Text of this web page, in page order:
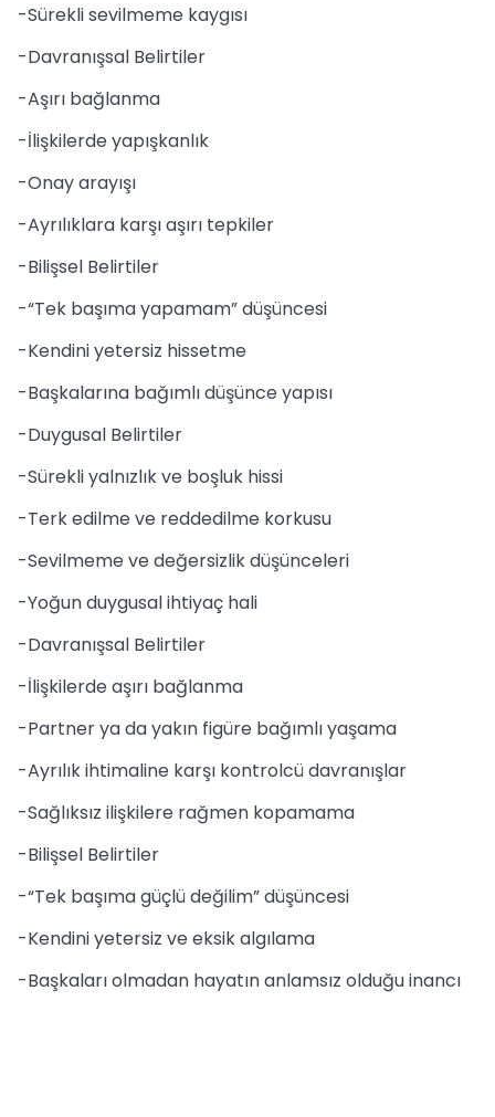
-Sürekli sevilmeme kaygısı
-Davranışsal Belirtiler
-Aşırı bağlanma
-İlişkilerde yapışkanlık
-Onay arayışı
-Ayrılıklara karşı aşırı tepkiler
-Bilişsel Belirtiler
-“Tek başıma yapamam” düşüncesi
-Kendini yetersiz hissetme
-Başkalarına bağımlı düşünce yapısı
-Duygusal Belirtiler
-Sürekli yalnızlık ve boşluk hissi
-Terk edilme ve reddedilme korkusu
-Sevilmeme ve değersizlik düşünceleri
-Yoğun duygusal ihtiyaç hali
-Davranışsal Belirtiler
-İlişkilerde aşırı bağlanma
-Partner ya da yakın figüre bağımlı yaşama
-Ayrılık ihtimaline karşı kontrolcü davranışlar
-Sağlıksız ilişkilere rağmen kopamama
-Bilişsel Belirtiler
-“Tek başıma güçlü değilim” düşüncesi
-Kendini yetersiz ve eksik algılama
-Başkaları olmadan hayatın anlamsız olduğu inancı